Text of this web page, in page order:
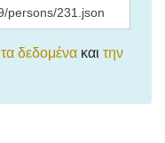
τα δεδομένα και την